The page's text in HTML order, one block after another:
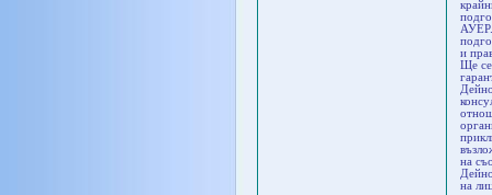
АУЕР.
и
Ще се
на
на